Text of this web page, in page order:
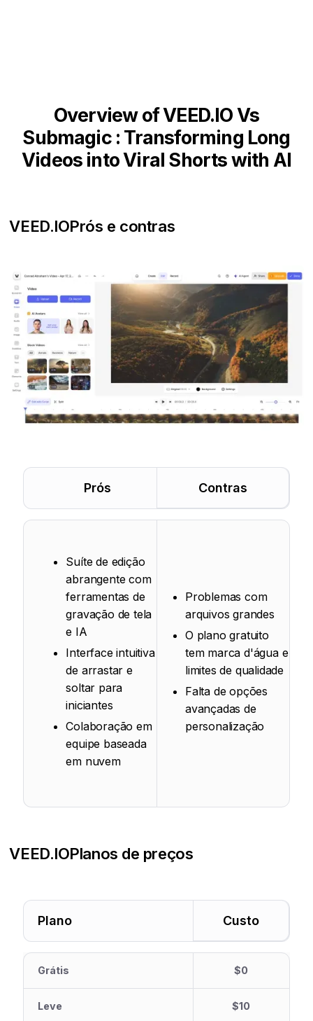
Overview of VEED.IO Vs
Submagic : Transforming Long
Videos into Viral Shorts with AI
VEED.IOPrós e contras
Prós Contras
Suíte de edição
abrangente com
ferramentas de
gravação de tela
e IA
Interface intuitiva
de arrastar e
soltar para
iniciantes
Colaboração em
equipe baseada
em nuvem
Problemas com
arquivos grandes
O plano gratuito
tem marca d'água e
limites de qualidade
Falta de opções
avançadas de
personalização
VEED.IOPlanos de preços
Plano Custo
Grátis $0
Leve $10